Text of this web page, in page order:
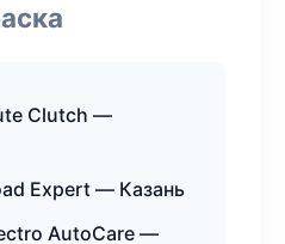
Clutch —
Expert — Казань
AutoCare —